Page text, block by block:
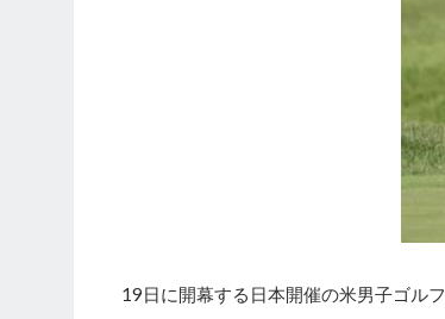
19日に開幕する日本開催の米男子ゴル